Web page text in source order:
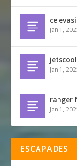
ce
Jan 1,
jetscool
Jan 1,
ranger
Jan 1,
ESCAPADES